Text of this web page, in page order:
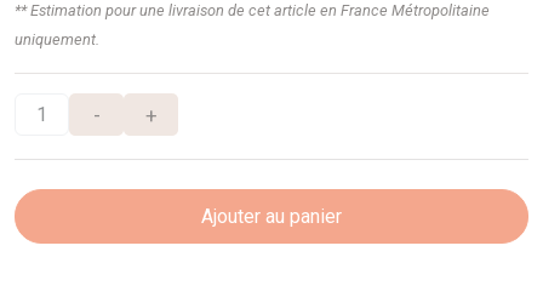
** Estimation pour une livraison de cet article en France Métropolitaine
uniquement.
- +
Ajouter au panier